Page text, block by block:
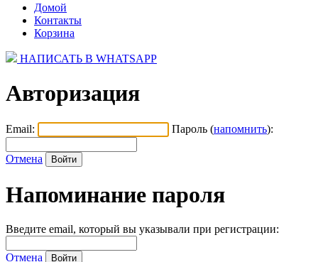
Домой
Контакты
Корзина
НАПИСАТЬ В WHATSAPP
Авторизация
Email: Пароль (напомнить):
Отмена
Напоминание пароля
Введите email, который вы указывали при регистрации:
Отмена